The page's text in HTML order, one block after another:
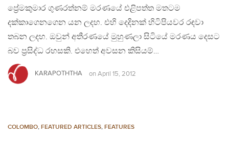
ප්‍රේමකුමාර ගුණරත්නම් මරණයේ එළිපත්ත මතටම
දක්කාගෙනගෙන යන ලදහ. එහි දෙදිනක් හිටිපියවර රඳවා
තබන ලදහ. ඔවුන් අතීරණයේ මුහුණලා සිටියේ මරණය දෙසට
බව ප්‍රසිද්ධ රහසකි. එහෙත් අවසන කිසියම්…
KARAPOTHTHA on April 15, 2012
COLOMBO, FEATURED ARTICLES, FEATURES